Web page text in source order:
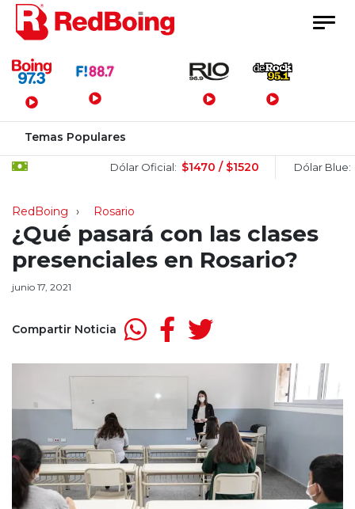
Menú Principal
Temas Populares
Dólar Oficial: $1470 / $1520 Dólar Blue:
RedBoing Rosario
¿Qué pasará con las clases
presenciales en Rosario?
junio 17, 2021
Compartir Noticia